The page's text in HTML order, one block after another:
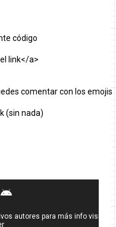
código
link</a>
comentar con los emojis
(sin nada)
autores para más info visita